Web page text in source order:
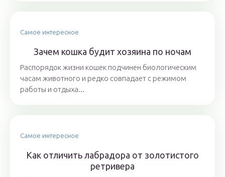
Самое интересное
Зачем кошка будит хозяина по ночам
Распорядок жизни кошек подчинен биологическим
часам животного и редко совпадает с режимом
работы и отдыха...
Самое интересное
Как отличить лабрадора от золотистого
ретривера